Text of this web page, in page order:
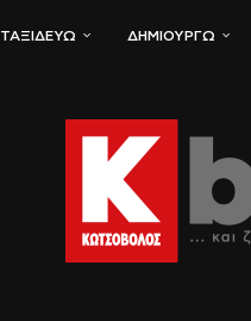
ΤΑΞΙΔΕΎΩ ΔΗΜΙΟΥΡΓΏ